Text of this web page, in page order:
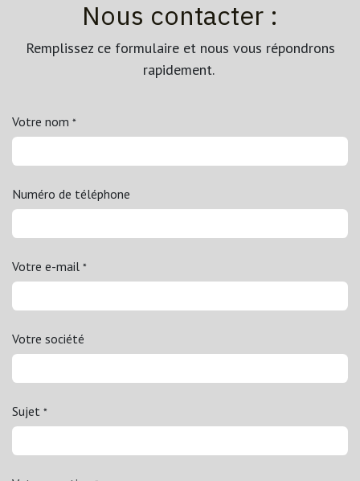
Nous contacter :
Remplissez ce formulaire et nous vous répondrons
rapidement.
Votre nom *
Numéro de téléphone
Votre e-mail *
Votre société
Sujet *